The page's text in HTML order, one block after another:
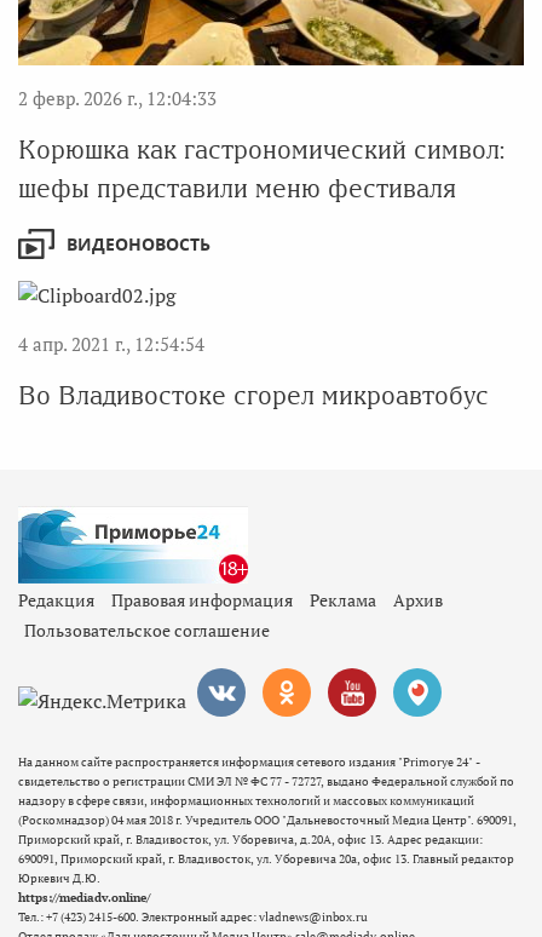
2 февр. 2026 г., 12:04:33
Корюшка как гастрономический символ:
шефы представили меню фестиваля
ВИДЕОНОВОСТЬ
4 апр. 2021 г., 12:54:54
Во Владивостоке сгорел микроавтобус
Редакция Правовая информация Реклама
Архив
Пользовательское соглашение
На данном сайте распространяется информация сетевого издания "Primorye 24" -
свидетельство о регистрации СМИ ЭЛ № ФС 77 - 72727, выдано Федеральной службой по
надзору в сфере связи, информационных технологий и массовых коммуникаций
(Роскомнадзор) 04 мая 2018 г. Учредитель ООО "Дальневосточный Медиа Центр". 690091,
Приморский край, г. Владивосток, ул. Уборевича, д.20А, офис 13. Адрес редакции:
690091, Приморский край, г. Владивосток, ул. Уборевича 20а, офис 13. Главный редактор
Юркевич Д.Ю.
https://mediadv.online/
Тел.: +7 (423) 2415-600. Электронный адрес: vladnews@inbox.ru